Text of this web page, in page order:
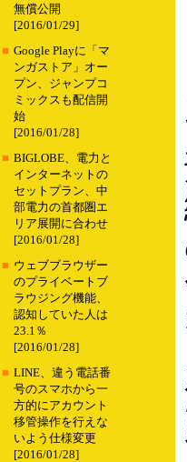
無償公開
[2016/01/29]
■ Google Playに「マ
ンガストア」オー
プン、ジャンプコ
ミックスも配信開
始
[2016/01/28]
■ BIGLOBE、電力と
インターネットの
セットプラン、中
部電力の首都圏エ
リア展開に合わせ
[2016/01/28]
■ ウェブブラウザー
のプライベートブ
ラウジング機能、
認知していた人は
23.1％
[2016/01/28]
■ LINE、違う電話番
号のスマホから一
方的にアカウント
移管操作を行えな
いよう仕様変更
[2016/01/28]